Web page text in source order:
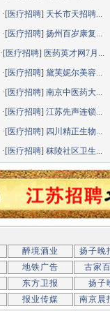
·[医疗招聘] 天长市天招聘...
·[医疗招聘]扬州百岁康复...
·[医疗招聘] 医药英才网7月...
·[医疗招聘]黛芙妮尔美容...
·[医疗招聘]南京中医药大...
·[医疗招聘]江苏先声连锁...
·[医疗招聘] 四川精正生物...
·[医疗招聘]秣陵社区卫生...
醉境酒业
扬子晚
地铁广告
古家
东方卫报
扬子
报业传媒 南京晨